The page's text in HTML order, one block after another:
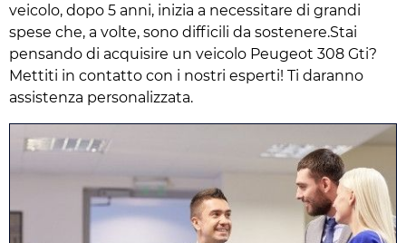
veicolo, dopo 5 anni, inizia a necessitare di grandi
spese che, a volte, sono difficili da sostenere.Stai
pensando di acquisire un veicolo Peugeot 308 Gti?
Mettiti in contatto con i nostri esperti! Ti daranno
assistenza personalizzata.